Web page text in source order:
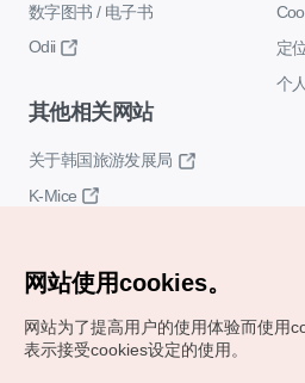
数字图书 / 电子书
Odii
定
个
其他相关网站
关于韩国旅游发展局
K-Mice
网站使用cookies。
网站为了提高用户的使用体验而使用
表示接受cookies设定的使用。